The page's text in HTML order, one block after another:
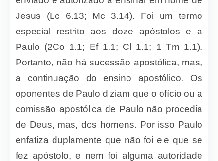
Jesus (Lc 6.13; Mc 3.14). Foi um termo
especial restrito aos doze apóstolos e a
Paulo (2Co 1.1; Ef 1.1; Cl 1.1; 1 Tm 1.1).
Portanto, não há sucessão apostólica, mas,
a continuação do ensino apostólico. Os
oponentes de Paulo diziam que o ofício ou a
comissão apostólica de Paulo não procedia
de Deus, mas, dos homens. Por isso Paulo
enfatiza duplamente que não foi ele que se
fez apóstolo, e nem foi alguma autoridade